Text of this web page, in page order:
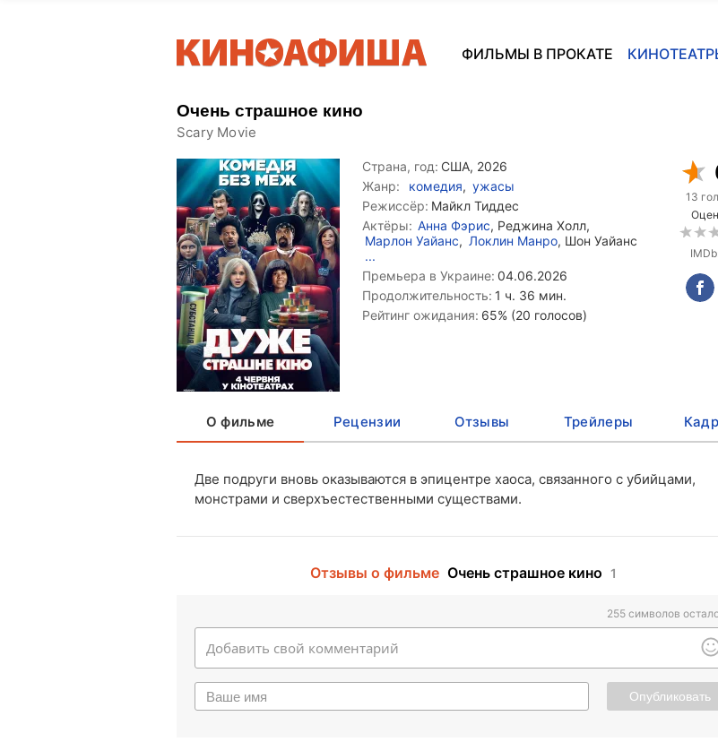
ФИЛЬМЫ В ПРОКАТЕ
Очень страшное кино
Scary Movie
Страна, год: США, 2026
Жанр:
комедия, ужасы
Режиссёр: Майкл Тиддес
Актёры: Анна Фэрис, Реджина Холл,
Марлон Уайанс, Локлин Манро, Шон Уайанс
...
Премьера в Украине: 04.06.2026
Продолжительность: 1 ч. 36 мин.
Рейтинг ожидания: 65% (20 голосов)
13
О фильме Рецензии Отзывы Трейлеры
Две подруги вновь оказываются в эпицентре хаоса, связанного с убийцами,
монстрами и сверхъестественными существами.
Отзывы о фильме Очень страшное кино 1
255 символов
Опубликовать